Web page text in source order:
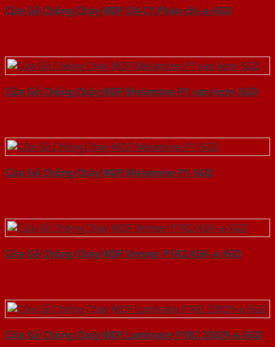
Cửa Gỗ Chống Cháy MDF O4-C1 Phào chi-a-SGD
Cửa Gỗ Chống Cháy MDF Melamine P1 van kem-SGD
Cửa Gỗ Chống Cháy MDF Melamine P1-SGD
Cửa Gỗ Chống Cháy MDF Veneer P1R2 ASH-a-SGD
Cửa Gỗ Chống Cháy MDF Laminate P1R2 23029-a-SGD